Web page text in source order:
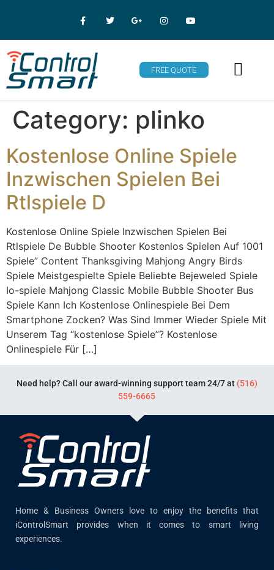
FREE QUOTE
Category: plinko
Kostenlose Online Spiele
Inzwischen Spielen Bei
Rtlspiele D
Kostenlose Online Spiele Inzwischen Spielen Bei
Rtlspiele De Bubble Shooter Kostenlos Spielen Auf 1001
Spiele” Content Thanksgiving Mahjong Angry Birds
Spiele Meistgespielte Spiele Beliebte Bejeweled Spiele
Io-spiele Mahjong Classic Mobile Bubble Shooter Bus
Spiele Kann Ich Kostenlose Onlinespiele Bei Dem
Smartphone Zocken? Was Sind Immer Wieder Spiele Mit
Unserem Tag “kostenlose Spiele”? Kostenlose
Onlinespiele Für […]
Need help? Call our award-winning support team 24/7 at (516)
559-6665
Home & Business Owners love to enjoy the benefits that
iControlSmart provides when it comes to smart living
experiences.